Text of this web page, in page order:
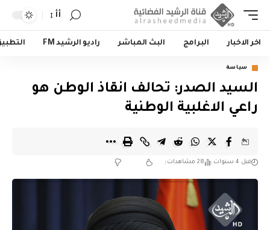
أأ
اخر الاخبار البرامج البث المباشر راديو الرشيد FM
سياسة
السيد الصدر: تحالف انقاذ الوطن هو
راعي الاغلبية الوطنية
قبل 4 سنوات 28 مشاهدات